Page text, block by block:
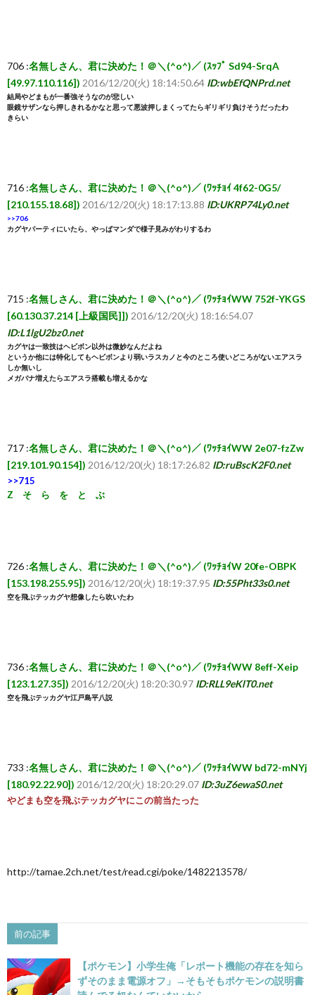
706 :名無しさん、君に決めた！＠＼(^o^)／ (ｽｯﾌﾟ Sd94-SrqA
[49.97.110.116]) 2016/12/20(火) 18:14:50.64 ID:wbEfQNPrd.net
結局やどまもが一番強そうなのが悲しい
眼鏡サザンなら押しきれるかなと思って悪波押しまくってたらギリギリ負けそうだったわ
きらい
716 :名無しさん、君に決めた！＠＼(^o^)／ (ﾜｯﾁｮｲ 4f62-0G5/
[210.155.18.68]) 2016/12/20(火) 18:17:13.88 ID:UKRP74Ly0.net
>>706
カグヤパーティにいたら、やっぱマンダで様子見みがわりするわ
715 :名無しさん、君に決めた！＠＼(^o^)／ (ﾜｯﾁｮｲWW 752f-YKGS
[60.130.37.214 [上級国民]]) 2016/12/20(火) 18:16:54.07
ID:L1lgU2bz0.net
カグヤは一致技はヘビボン以外は微妙なんだよね
というか他には特化してもヘビボンより弱いラスカノと今のところ使いどころがないエアスラ
しか無いし
メガバナ増えたらエアスラ搭載も増えるかな
717 :名無しさん、君に決めた！＠＼(^o^)／ (ﾜｯﾁｮｲWW 2e07-fzZw
[219.101.90.154]) 2016/12/20(火) 18:17:26.82 ID:ruBscK2F0.net
>>715
Z そ ら を と ぶ
726 :名無しさん、君に決めた！＠＼(^o^)／ (ﾜｯﾁｮｲW 20fe-OBPK
[153.198.255.95]) 2016/12/20(火) 18:19:37.95 ID:55Pht33s0.net
空を飛ぶテッカグヤ想像したら吹いたわ
736 :名無しさん、君に決めた！＠＼(^o^)／ (ﾜｯﾁｮｲWW 8eff-Xeip
[123.1.27.35]) 2016/12/20(火) 18:20:30.97 ID:RLL9eKlT0.net
空を飛ぶテッカグヤ江戸島平八説
733 :名無しさん、君に決めた！＠＼(^o^)／ (ﾜｯﾁｮｲWW bd72-mNYj
[180.92.22.90]) 2016/12/20(火) 18:20:29.07 ID:3uZ6ewaS0.net
やどまも空を飛ぶテッカグヤにこの前当たった
http://tamae.2ch.net/test/read.cgi/poke/1482213578/
前の記事
【ポケモン】小学生俺「レポート機能の存在を知ら
ずそのまま電源オフ」→そもそもポケモンの説明書